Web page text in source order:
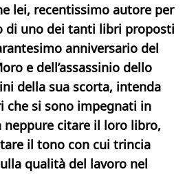
lei, recentissimo autore per
di uno dei tanti libri proposti
anniversario del
e dell’assassinio dello
della sua scorta, intenda
che si sono impegnati in
neppure citare il loro libro,
il tono con cui trincia
qualità del lavoro nel